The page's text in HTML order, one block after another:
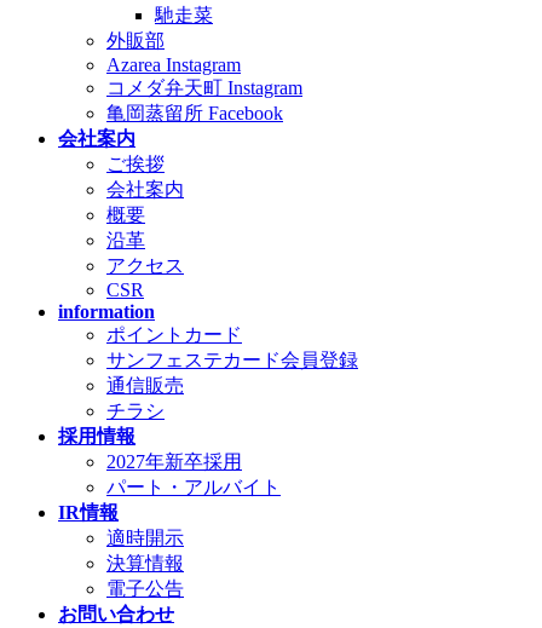
馳走菜
外販部
Azarea Instagram
コメダ弁天町 Instagram
亀岡蒸留所 Facebook
会社案内
ご挨拶
会社案内
概要
沿革
アクセス
CSR
information
ポイントカード
サンフェステカード会員登録
通信販売
チラシ
採用情報
2027年新卒採用
パート・アルバイト
IR情報
適時開示
決算情報
電子公告
お問い合わせ